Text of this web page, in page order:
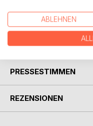
Augen liegt.
AUTOR/IN
PRESSESTIMMEN
REZENSIONEN
ABLEHNEN